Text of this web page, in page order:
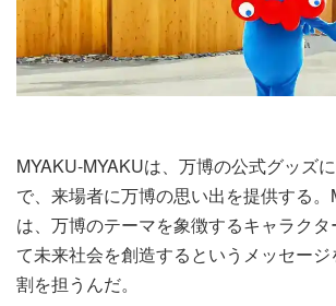
MYAKU-MYAKUは、万博の公式グッズ
で、来場者に万博の思い出を提供する。
は、万博のテーマを象徴するキャラク
て未来社会を創造するというメッセー
割を担うんだ。